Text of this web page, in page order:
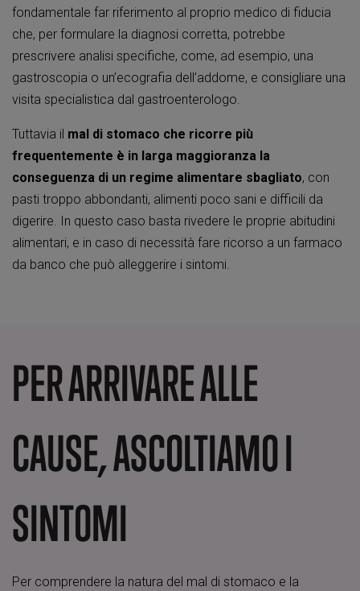
fondamentale far riferimento al proprio medico di fiducia
che, per formulare la diagnosi corretta, potrebbe
prescrivere analisi specifiche, come, ad esempio, una
gastroscopia o un’ecografia dell’addome, e consigliare una
visita specialistica dal gastroenterologo.
Tuttavia il mal di stomaco che ricorre più
frequentemente è in larga maggioranza la
conseguenza di un regime alimentare sbagliato, con
pasti troppo abbondanti, alimenti poco sani e difficili da
digerire. In questo caso basta rivedere le proprie abitudini
alimentari, e in caso di necessità fare ricorso a un farmaco
da banco che può alleggerire i sintomi.
PER ARRIVARE ALLE
CAUSE, ASCOLTIAMO I
SINTOMI
Per comprendere la natura del mal di stomaco e la